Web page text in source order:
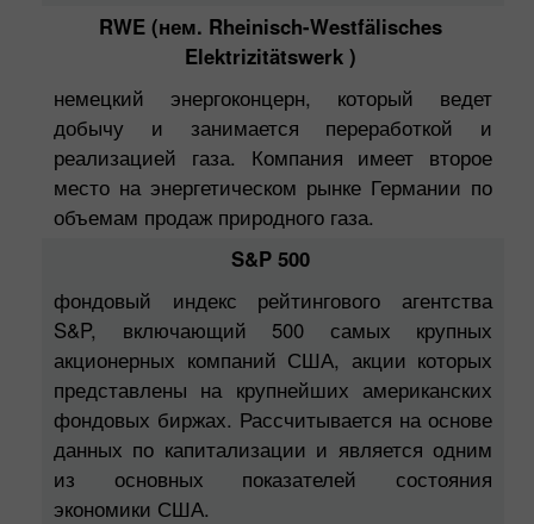
RWE (нем. Rheinisch-Westfälisches
Elektrizitätswerk )
немецкий энергоконцерн, который ведет
добычу и занимается переработкой и
реализацией газа. Компания имеет второе
место на энергетическом рынке Германии по
объемам продаж природного газа.
S&P 500
фондовый индекс рейтингового агентства
S&P, включающий 500 самых крупных
акционерных компаний США, акции которых
представлены на крупнейших американских
фондовых биржах. Рассчитывается на основе
данных по капитализации и является одним
из основных показателей состояния
экономики США.